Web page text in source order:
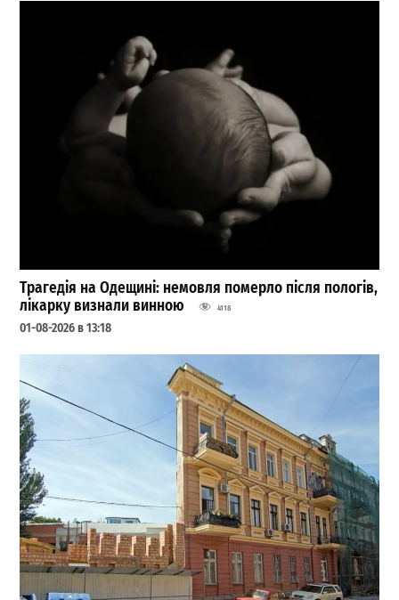
Трагедія на Одещині: немовля померло після пологів,
лікарку визнали винною
4118
01-08-2026 в 13:18